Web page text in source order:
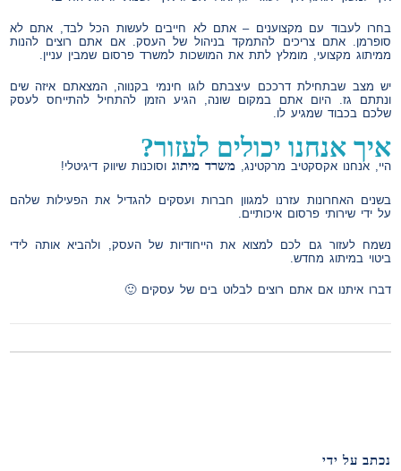
בחרו לעבוד עם מקצוענים – אתם לא חייבים לעשות הכל לבד, אתם לא
סופרמן. אתם צריכים להתמקד בניהול של העסק. אם אתם רוצים להנות
ממיתוג מקצועי, מומלץ לתת את המושכות למשרד פרסום שמבין עניין.
יש מצב שבתחילת דרככם עיצבתם לוגו חינמי בקנווה, המצאתם איזה שים
ונתתם גז. היום אתם במקום שונה, הגיע הזמן להתחיל להתייחס לעסק
שלכם בכבוד שמגיע לו.
איך אנחנו יכולים לעזור?
היי, אנחנו אקסקטיב מרקטינג, משרד מיתוג וסוכנות שיווק דיגיטלי!
בשנים האחרונות עזרנו למגוון חברות ועסקים להגדיל את הפעילות שלהם
על ידי שירותי פרסום איכותיים.
נשמח לעזור גם לכם למצוא את הייחודיות של העסק, ולהביא אותה לידי
ביטוי במיתוג מחדש.
דברו איתנו אם אתם רוצים לבלוט בים של עסקים 🙂
נכתב על ידי